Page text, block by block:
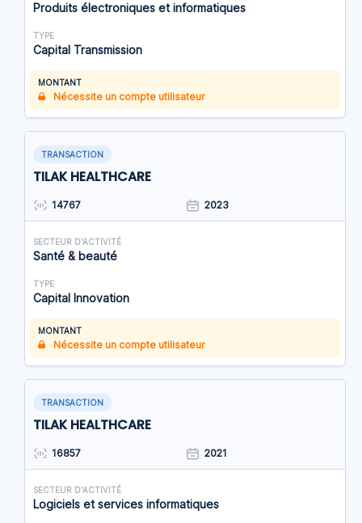
Produits électroniques et informatiques
TYPE
Capital Transmission
MONTANT
Nécessite un compte utilisateur
TRANSACTION
TILAK HEALTHCARE
14767 2023
SECTEUR D'ACTIVITÉ
Santé & beauté
TYPE
Capital Innovation
MONTANT
Nécessite un compte utilisateur
TRANSACTION
TILAK HEALTHCARE
16857 2021
SECTEUR D'ACTIVITÉ
Logiciels et services informatiques